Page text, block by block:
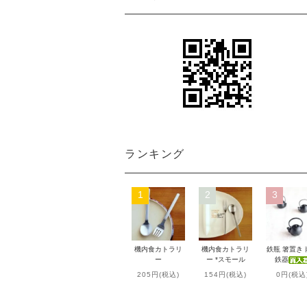
ランキング
1
機内食カトラリ
ー
205円(税込)
2
機内食カトラリ
ー *スモール
154円(税込)
3
鉄瓶 箸置き
鉄器
0円(税